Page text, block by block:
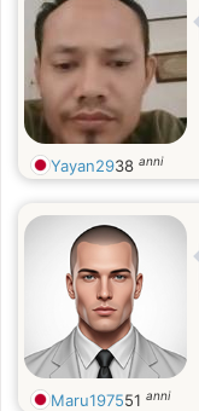
Yayan2938 anni
Maru197551 anni